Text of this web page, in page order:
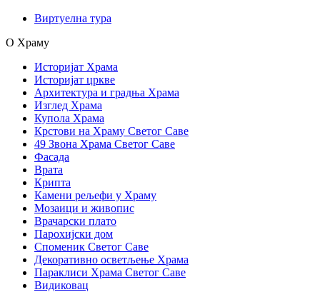
Виртуелна тура
О Храму
Историјат Храма
Историјат цркве
Архитектура и градња Храма
Изглед Храма
Купола Храма
Крстови на Храму Светог Саве
49 Звона Храма Светог Саве
Фасада
Врата
Крипта
Камени рељефи у Храму
Мозаици и живопис
Врачарски плато
Парохијски дом
Споменик Светог Саве
Декоративно осветљење Храма
Параклиси Храма Светог Саве
Видиковац